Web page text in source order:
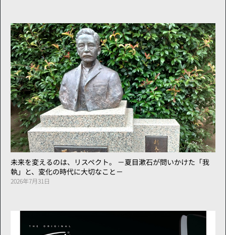
未来を変えるのは、リスペクト。 －夏目漱石が問いかけた「我
執」と、変化の時代に大切なこと－
2026年7月31日